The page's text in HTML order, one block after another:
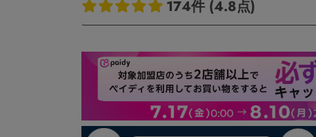
174件 (4.8点)
お客様のレビュー
5つ星中4.79つ星
レビュー数 174 件